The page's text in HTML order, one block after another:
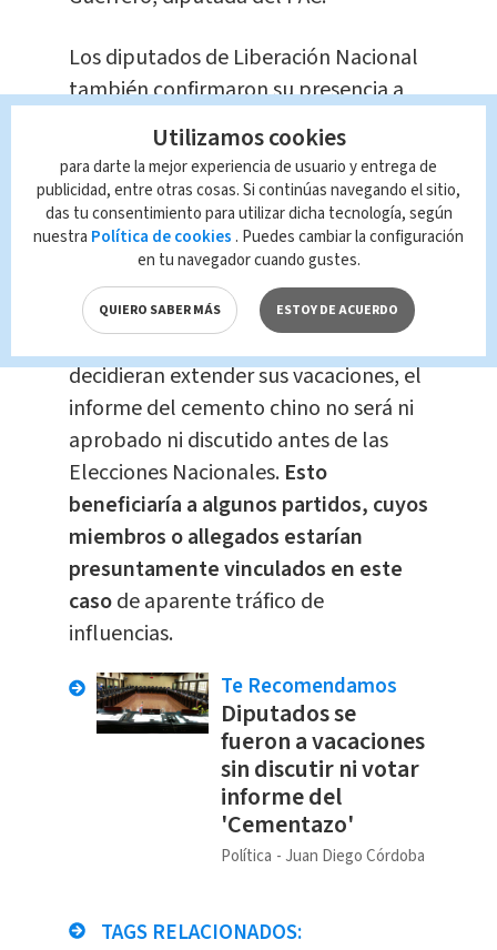
Los diputados de Liberación Nacional
también confirmaron su presencia a
partir del 8 de enero. “
Nosotros no
vamos a omitir asistir. Sea lo que sea
nos apegaremos al procedimiento
legal que establezca la Asamblea
Legislativa”, aseguró Ronny Monge,
diputado verdiblanco.
Si los representantes de la Asamblea,
decidieran extender sus vacaciones, el
informe del cemento chino no será ni
aprobado ni discutido antes de las
Elecciones Nacionales. Esto
beneficiaría a algunos partidos, cuyos
miembros o allegados estarían
presuntamente vinculados en este
casode aparente tráfico de
influencias.
Te Recomendamos
Diputados se
fueron a vacaciones
sin discutir ni votar
informe del
'Cementazo'
Política Juan Diego Córdoba
TAGS RELACIONADOS:
Utilizamos cookies
para darte la mejor experiencia de usuario y entrega de
publicidad, entre otras cosas. Si continúas navegando el sitio,
das tu consentimiento para utilizar dicha tecnología, según
nuestra Política de cookies . Puedes cambiar la configuración
en tu navegador cuando gustes.
QUIERO SABER MÁS ESTOY DE ACUERDO